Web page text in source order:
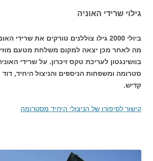
גילוי שרידי האוניה
ביולי 2000 גילו צוללנים טורקים את שרידי
מה לאחר מכן יצאה למקום משלחת מטעם
בוושינגטון לעריכת טקס זיכרון. על שרידי
סטרומה ומשפחות הניספים והניצול היחיד,
קדיש.
קישור לסיפורו של הניצולי היחיד מסטרומה